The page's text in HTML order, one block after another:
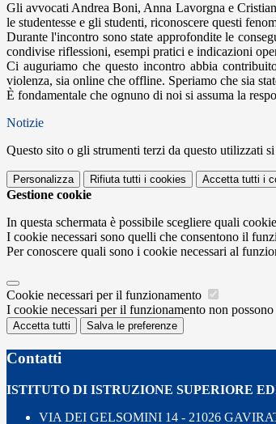
Gli avvocati Andrea Boni, Anna Lavorgna e
le studentesse e gli studenti, riconoscere questi
Durante l'incontro sono state approfondite le
condivise riflessioni, esempi pratici e indicazioni
Ci auguriamo che questo incontro abbia
violenza, sia online che offline. Speriamo che sia
È fondamentale che ognuno di noi si assuma la
Notizie
Questo sito o gli strumenti terzi da questo utilizzati
Personalizza Rifiuta tutti i cookies Accetta tutti i
Gestione cookie
In questa schermata è possibile scegliere quali
I cookie necessari sono quelli che consentono il
Per conoscere quali sono i cookie necessari al
Cookie necessari per il funzionamento
I cookie necessari per il funzionamento non
Accetta tutti Salva le preferenze
Contatti
ISTITUTO DI ISTRUZIONE SUPERIORE
VIA DEI GELSOMINI 14 - 21026